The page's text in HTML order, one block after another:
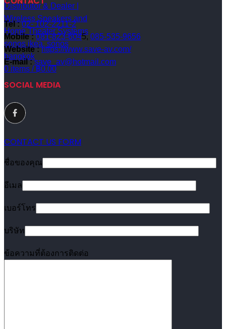
0 items / ฿0.00
Tel : 02- 102-2211-2
Mobile : 081-823-6045, 085-535-9656
Website : https://www.save-av.com/
E-mail : save_av@hotmail.com
SOCIAL MEDIA
CONTACT US FORM
ชื่อของคุณ
อีเมล
เบอร์โทร
บริษัท
ข้อความที่ต้องการติดต่อ